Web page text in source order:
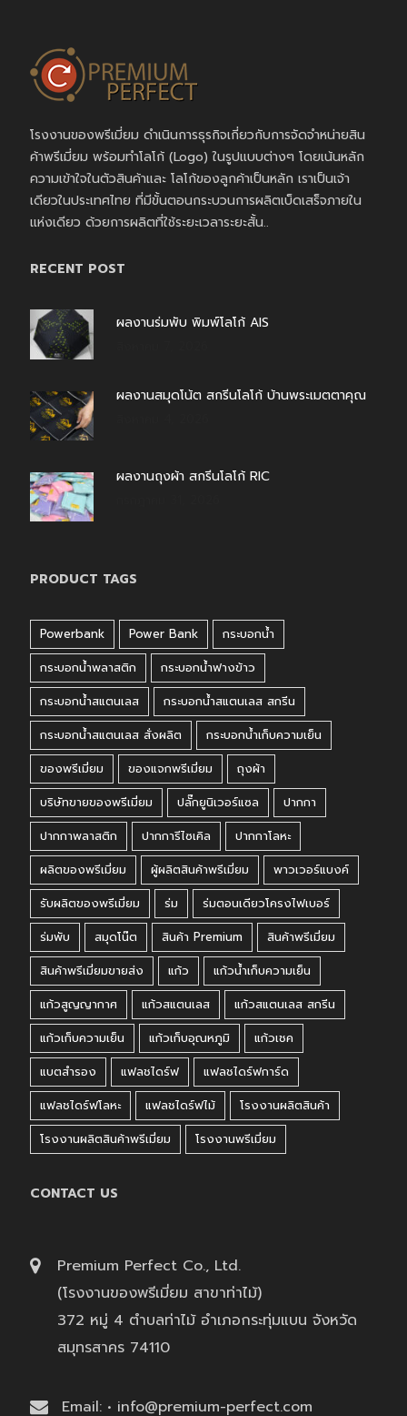
โรงงานของพรีเมี่ยม ดำเนินการธุรกิจเกี่ยวกับการจัดจำหน่ายสิน
ค้าพรีเมี่ยม พร้อมทำโลโก้ (Logo) ในรูปแบบต่างๆ โดยเน้นหลัก
ความเข้าใจในตัวสินค้าและ โลโก้ของลูกค้าเป็นหลัก เราเป็นเจ้า
เดียวในประเทศไทย ที่มีขั้นตอนกระบวนการผลิตเบ็ดเสร็จภายใน
แห่งเดียว ด้วยการผลิตที่ใช้ระยะเวลาระยะสั้น..
RECENT POST
ผลงานร่มพับ พิมพ์โลโก้ AIS
ผลงานสมุดโน้ต สกรีนโลโก้ บ้านพระเมตตาคุณ
ผลงานถุงผ้า สกรีนโลโก้ RIC
PRODUCT TAGS
Powerbank Power Bank
กระบอกน้ำ
กระบอกน้ำพลาสติก
กระบอกน้ำฟางข้าว
กระบอกน้ำสแตนเลส
กระบอกน้ำสแตนเลส สกรีน
กระบอกน้ำสแตนเลส สั่งผลิต
กระบอกน้ำเก็บความเย็น
ของพรีเมี่ยม
ของแจกพรีเมี่ยม
ถุงผ้า
บริษัทขายของพรีเมี่ยม
ปลั๊กยูนิเวอร์แซล
ปากกา
ปากกาพลาสติก
ปากการีไซเคิล
ปากกาโลหะ
ผลิตของพรีเมี่ยม
ผู้ผลิตสินค้าพรีเมี่ยม
พาวเวอร์แบงค์
รับผลิตของพรีเมี่ยม
ร่ม
ร่มตอนเดียวโครงไฟเบอร์
ร่มพับ
สมุดโน๊ต สินค้า Premium
สินค้าพรีเมี่ยม
สินค้าพรีเมี่ยมขายส่ง
แก้ว
แก้วน้ำเก็บความเย็น
แก้วสูญญากาศ
แก้วสแตนเลส
แก้วสแตนเลส สกรีน
แก้วเก็บความเย็น
แก้วเก็บอุณหภูมิ
แก้วเชค
แบตสำรอง
แฟลชไดร์ฟ
แฟลชไดร์ฟการ์ด
แฟลชไดร์ฟโลหะ
แฟลชไดร์ฟไม้
โรงงานผลิตสินค้า
โรงงานผลิตสินค้าพรีเมี่ยม
โรงงานพรีเมี่ยม
CONTACT US
Premium Perfect Co., Ltd.
(โรงงานของพรีเมี่ยม สาขาท่าไม้)
372 หมู่ 4 ตำบลท่าไม้ อำเภอกระทุ่มแบน จังหวัด
สมุทรสาคร 74110
Email: • info@premium-perfect.com